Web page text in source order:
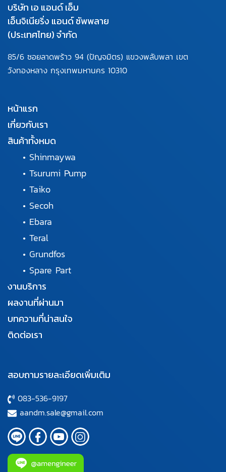
บริษัท เอ แอนด์ เอ็ม
เอ็นจิเนียริ่ง แอนด์ ซัพพลาย
(ประเทศไทย) จำกัด
85/6 ซอยลาดพร้าว 94 (ปัญจมิตร) แขวงพลับพลา เขต
วังทองหลาง กรุงเทพมหานคร 10310
หน้าแรก
เกี่ยวกับเรา
สินค้าทั้งหมด
• Shinmaywa
• Tsurumi Pump
• Taiko
• Secoh
• Ebara
• Teral
• Grundfos
• Spare Part
งานบริการ
ผลงานที่ผ่านมา
บทความที่น่าสนใจ
ติดต่อเรา
สอบถามรายละเอียดเพิ่มเติม
083-536-9197
aandm.sale@gmail.com